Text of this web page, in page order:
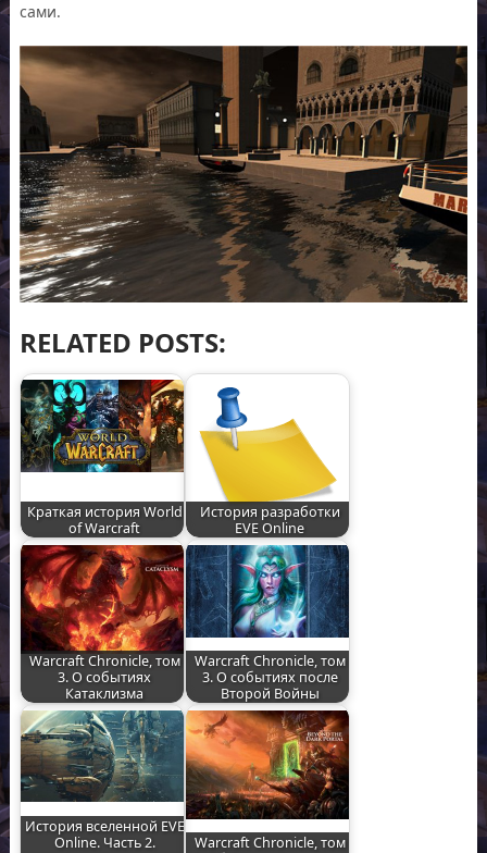
сами.
RELATED POSTS:
Краткая история World
of Warcraft
История разработки
EVE Online
Warcraft Chronicle, том
3. О событиях
Катаклизма
Warcraft Chronicle, том
3. О событиях после
Второй Войны
История вселенной EVE
Online. Часть 2.
Warcraft Chronicle, том